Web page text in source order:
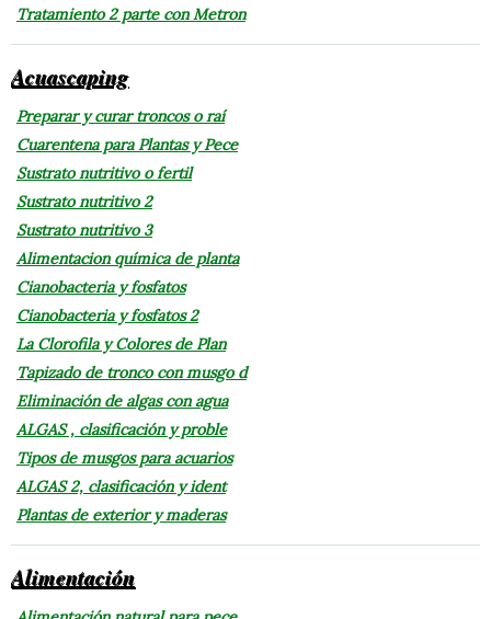
Tratamiento 2 parte con Metron
Acuascaping
Preparar y curar troncos o raí
Cuarentena para Plantas y Pece
Sustrato nutritivo o fertil
Sustrato nutritivo 2
Sustrato nutritivo 3
Alimentacion química de planta
Cianobacteria y fosfatos
Cianobacteria y fosfatos 2
La Clorofila y Colores de Plan
Tapizado de tronco con musgo d
Eliminación de algas con agua
ALGAS , clasificación y proble
Tipos de musgos para acuarios
ALGAS 2, clasificación y ident
Plantas de exterior y maderas
Alimentación